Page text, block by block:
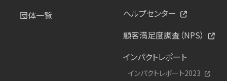
団体一覧
ヘルプセンター
顧客満足度調査（NPS）
インパクトレポート
インパクトレポート2023